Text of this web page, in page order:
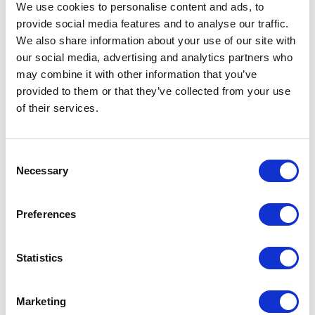
We use cookies to personalise content and ads, to
provide social media features and to analyse our traffic.
We also share information about your use of our site with
our social media, advertising and analytics partners who
may combine it with other information that you’ve
provided to them or that they’ve collected from your use
of their services.
Selection
Necessary
Preferences
Statistics
Marketing
Emisiones
de CO₂
5.50 kg
CO₂
eq/m
Tejido aplicado